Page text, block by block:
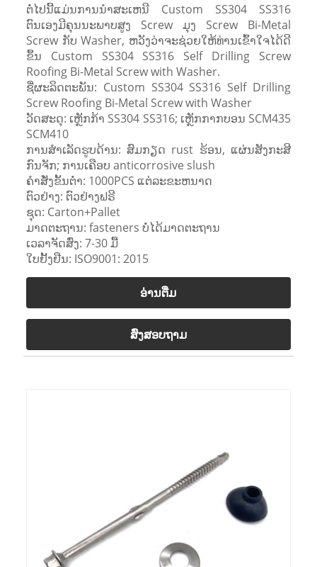
ຕໍ່ໄປນີ້ແມ່ນການນໍາສະເຫນີ Custom SS304 SS316
ຕົນເອງມີຄຸນນະພາບສູງ Screw ມຸງ Screw Bi-Metal
Screw ກັບ Washer, ຫວັງວ່າຈະຊ່ວຍໃຫ້ທ່ານເຂົ້າໃຈໄດ້ດີ
ຂຶ້ນ Custom SS304 SS316 Self Drilling Screw
Roofing Bi-Metal Screw with Washer.
ຊື່ຜະລິດຕະພັນ: Custom SS304 SS316 Self Drilling
Screw Roofing Bi-Metal Screw with Washer
ວັດສະດຸ: ເຫຼັກກ້າ SS304 SS316; ເຫຼັກກາກບອນ SCM435
SCM410
ການ​ສໍາ​ເລັດ​ຮູບ​ດ້ານ​: ສົມ​ກຽດ rust ຮ້ອນ​, ແຜ່ນ​ສັງ​ກະ​ສີ​
ກົນ​ຈັກ​; ການ​ເຄືອບ anticorrosive slush​
ຄໍາສັ່ງຂັ້ນຕ່ໍາ: 1000PCS ແຕ່ລະຂະຫນາດ
ຕົວຢ່າງ: ຕົວຢ່າງຟຣີ
ຊຸດ: Carton+Pallet
ມາດ​ຕະ​ຖານ​: fasteners ບໍ່​ໄດ້​ມາດ​ຕະ​ຖານ​
ເວລາຈັດສົ່ງ: 7-30 ມື້
ໃບຢັ້ງຢືນ: ISO9001: 2015
ອ່ານ​ຕື່ມ
ສົ່ງສອບຖາມ